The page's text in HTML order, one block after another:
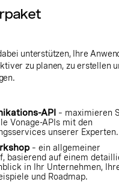
unterstützen, Ihre
zu planen, zu erstellen
API – maximieren
Vonage-APIs mit den
unserer Experten.
– ein allgemeiner
basierend auf einem
in Ihr Unternehmen,
und Roadmap.